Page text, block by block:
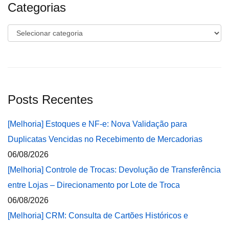
Categorias
Categorias
Posts Recentes
[Melhoria] Estoques e NF-e: Nova Validação para
Duplicatas Vencidas no Recebimento de Mercadorias
06/08/2026
[Melhoria] Controle de Trocas: Devolução de Transferência
entre Lojas – Direcionamento por Lote de Troca
06/08/2026
[Melhoria] CRM: Consulta de Cartões Históricos e